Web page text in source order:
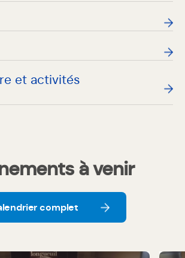
et activités
à venir
complet